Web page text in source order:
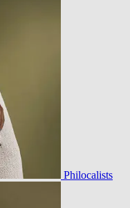
Philocalists